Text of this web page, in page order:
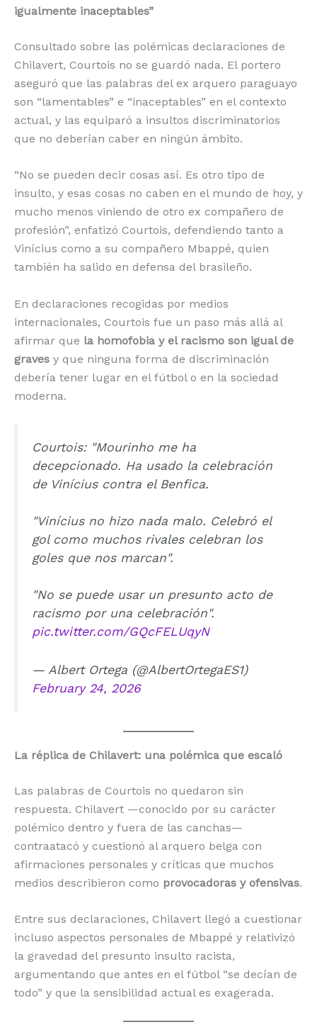
igualmente inaceptables”
Consultado sobre las polémicas declaraciones de
Chilavert, Courtois no se guardó nada. El portero
aseguró que las palabras del ex arquero paraguayo
son “lamentables” e “inaceptables” en el contexto
actual, y las equiparó a insultos discriminatorios
que no deberían caber en ningún ámbito.
“No se pueden decir cosas así. Es otro tipo de
insulto, y esas cosas no caben en el mundo de hoy, y
mucho menos viniendo de otro ex compañero de
profesión”, enfatizó Courtois, defendiendo tanto a
Vinícius como a su compañero Mbappé, quien
también ha salido en defensa del brasileño.
En declaraciones recogidas por medios
internacionales, Courtois fue un paso más allá al
afirmar que la homofobia y el racismo son igual de
graves y que ninguna forma de discriminación
debería tener lugar en el fútbol o en la sociedad
moderna.
Courtois: "Mourinho me ha
decepcionado. Ha usado la celebración
de Vinícius contra el Benfica.
"Vinícius no hizo nada malo. Celebró el
gol como muchos rivales celebran los
goles que nos marcan".
"No se puede usar un presunto acto de
racismo por una celebración".
pic.twitter.com/GQcFELUqyN
— Albert Ortega (@AlbertOrtegaES1)
February 24, 2026
La réplica de Chilavert: una polémica que escaló
Las palabras de Courtois no quedaron sin
respuesta. Chilavert —conocido por su carácter
polémico dentro y fuera de las canchas—
contraatacó y cuestionó al arquero belga con
afirmaciones personales y críticas que muchos
medios describieron como provocadoras y ofensivas.
Entre sus declaraciones, Chilavert llegó a cuestionar
incluso aspectos personales de Mbappé y relativizó
la gravedad del presunto insulto racista,
argumentando que antes en el fútbol “se decían de
todo” y que la sensibilidad actual es exagerada.